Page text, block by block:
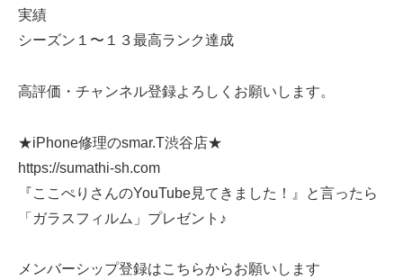
実績
シーズン１〜１３最高ランク達成
高評価・チャンネル登録よろしくお願いします。
★iPhone修理のsmar.T渋谷店★
https://sumathi-sh.com
『ここぺりさんのYouTube見てきました！』と言ったら
「ガラスフィルム」プレゼント♪
メンバーシップ登録はこちらからお願いします